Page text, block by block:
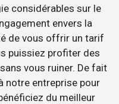
considérables sur le
envers la
de vous offrir un tarif
puissiez profiter des
vous ruiner. De fait
notre entreprise pour
du meilleur